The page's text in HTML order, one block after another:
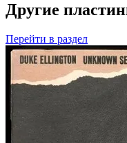
Другие
Перейти в раздел